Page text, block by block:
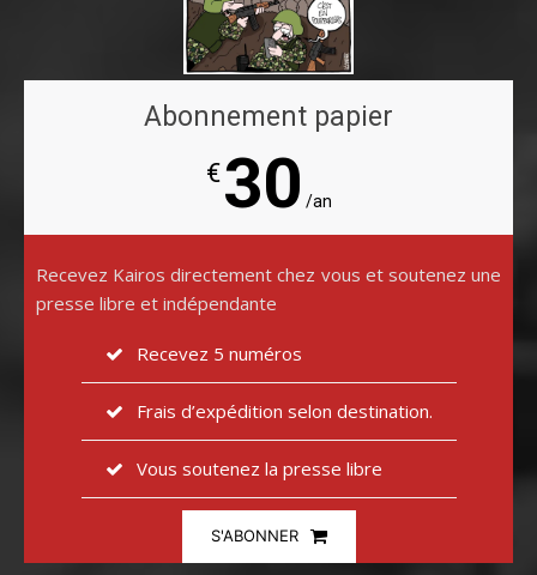
Abonnement papier
€30 /an
Recevez Kairos directement chez vous et soutenez une
presse libre et indépendante
Recevez 5 numéros
Frais d’expédition selon destination.
Vous soutenez la presse libre
S'ABONNER